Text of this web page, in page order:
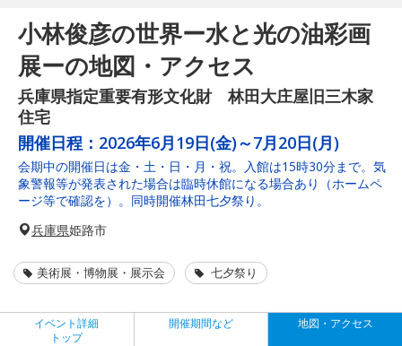
小林俊彦の世界ー水と光の油彩画
展ーの地図・アクセス
兵庫県指定重要有形文化財 林田大庄屋旧三木家
住宅
開催日程： 2026年6月19日(金)～7月20日(月)
会期中の開催日は金・土・日・月・祝。入館は15時30分まで。気
象警報等が発表された場合は臨時休館になる場合あり（ホームペ
ージ等で確認を）。同時開催林田七夕祭り。
兵庫県姫路市
美術展・博物展・展示会 七夕祭り
イベント詳細
トップ
開催期間など 地図・アクセス